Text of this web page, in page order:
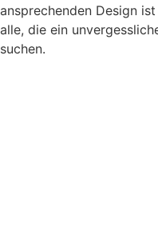
ansprechenden Design
alle, die ein
suchen.